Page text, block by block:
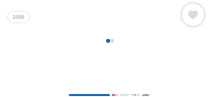
2006